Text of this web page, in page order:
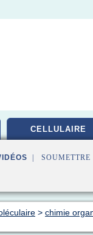
CELLULAIRE
| SOUMETTRE
> chimie